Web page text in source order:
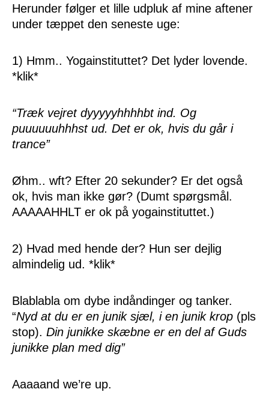
Herunder følger et lille udpluk af mine aftener
under tæppet den seneste uge:
1) Hmm.. Yogainstituttet? Det lyder lovende.
*klik*
“Træk vejret dyyyyyhhhhbt ind. Og
puuuuuuhhhst ud. Det er ok, hvis du går i
trance”
Øhm.. wft? Efter 20 sekunder? Er det også
ok, hvis man ikke gør? (Dumt spørgsmål.
AAAAAHHLT er ok på yogainstituttet.)
2) Hvad med hende der? Hun ser dejlig
almindelig ud. *klik*
Blablabla om dybe indåndinger og tanker.
“Nyd at du er en junik sjæl, i en junik krop (pls
stop). Din junikke skæbne er en del af Guds
junikke plan med dig”
Aaaaand we’re up.